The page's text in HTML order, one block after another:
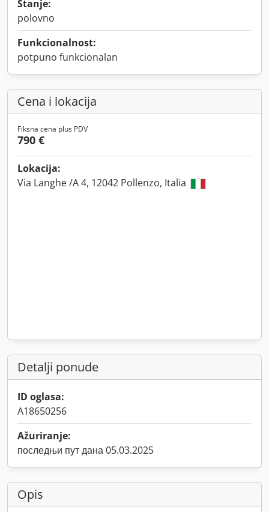
Stanje:
polovno
Funkcionalnost:
potpuno funkcionalan
Cena i lokacija
Fiksna cena plus PDV
790 €
Lokacija:
Via Langhe /A 4, 12042 Pollenzo, Italia
Detalji ponude
ID oglasa:
A18650256
Ažuriranje:
последњи пут дана 05.03.2025
Opis